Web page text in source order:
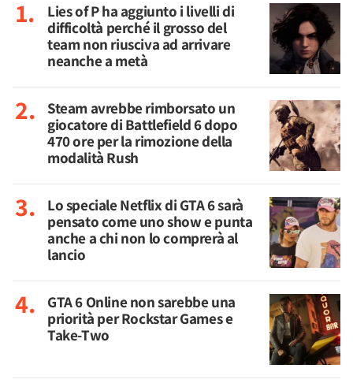
Lies of P ha aggiunto i livelli di
difficoltà perché il grosso del
team non riusciva ad arrivare
neanche a metà
Steam avrebbe rimborsato un
giocatore di Battlefield 6 dopo
470 ore per la rimozione della
modalità Rush
Lo speciale Netflix di GTA 6 sarà
pensato come uno show e punta
anche a chi non lo comprerà al
lancio
GTA 6 Online non sarebbe una
priorità per Rockstar Games e
Take-Two